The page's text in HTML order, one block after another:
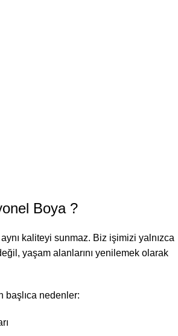
Boya?
kaliteyi sunmaz. Biz işimizi yalnızca
yaşam alanlarını yenilemek olarak
başlıca nedenler: